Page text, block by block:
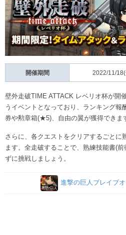
開催期間 2022/11/
壁外走破TIME ATTACK レベリオ杯が開
うイベントとなっており、ランキング報
券や勲章箱(★5)、自由の翼が獲得できま
さらに、各クエストをクリアするごとに
ます。全走破することで、熟練技能書(
ずに挑戦しましょう。
進撃の巨人ブレイブ